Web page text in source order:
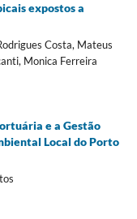
expostos a
Costa, Mateus
Monica Ferreira
e a Gestão
Local do Porto